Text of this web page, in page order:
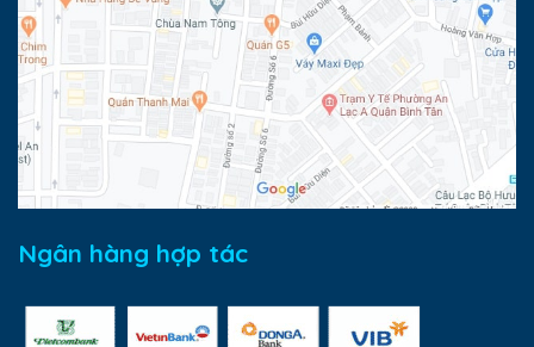
Ngân hàng hợp tác